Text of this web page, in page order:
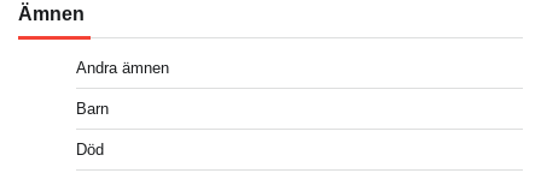
Ämnen
Andra ämnen
Barn
Död